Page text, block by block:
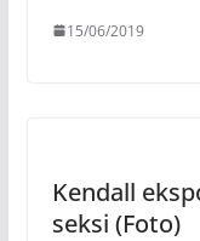
15/06/2019
Kendall
seksi (Foto)